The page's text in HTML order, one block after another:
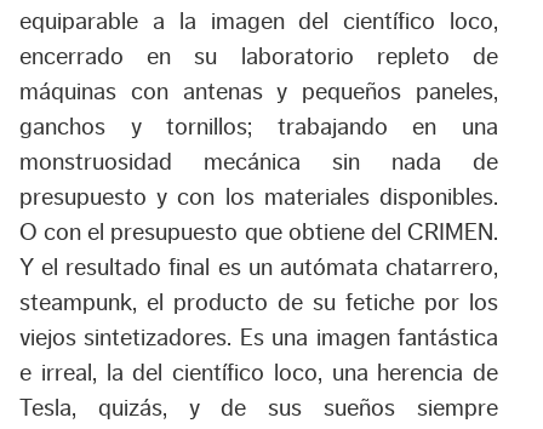
equiparable a la imagen del científico loco,
encerrado en su laboratorio repleto de
máquinas con antenas y pequeños paneles,
ganchos y tornillos; trabajando en una
monstruosidad mecánica sin nada de
presupuesto y con los materiales disponibles.
O con el presupuesto que obtiene del CRIMEN.
Y el resultado final es un autómata chatarrero,
steampunk, el producto de su fetiche por los
viejos sintetizadores. Es una imagen fantástica
e irreal, la del científico loco, una herencia de
Tesla, quizás, y de sus sueños siempre